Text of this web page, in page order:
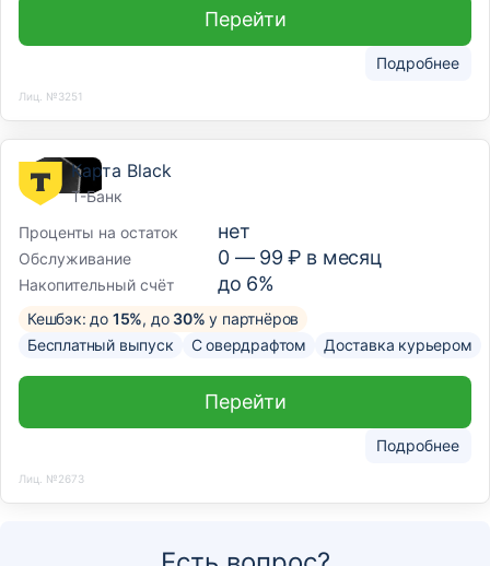
Подробнее
Перейти
Лиц. №3251
Карта Black
Т-Банк
Проценты на остаток
нет
Обслуживание 0 — 99₽ в месяц
Накопительный счёт до 6%
Кешбэк: до 15%, до 30% у партнёров
Бесплатный выпуск
С овердрафтом Доставка курьером
Подробнее
Перейти
Лиц. №2673